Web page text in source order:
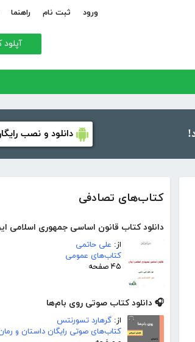
ورود ثبت نام راهنما
دانلود و نصب
کتاب‌های تصادفی
دانلود کتاب قانون اساسی جمهوری اسلامی
از: علی حاتمی
کتاب‌های عمومی
۴۵ صفحه
🎧 دانلود کتاب صوتی روی بام‌ها
از: گرهارد تسورنتس
کتاب‌های صوتی رایگان داستان و